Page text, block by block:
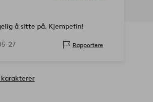
å sitte på. Kjempefin!
27 Rapportere